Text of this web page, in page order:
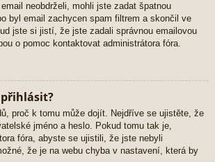
neobdrželi, mohli jste zadat špatnou
byl email zachycen spam filtrem a skončil ve
jste si jistí, že jste zadali správnou emailovou
o pomoc kontaktovat administrátora fóra.
přihlásit?
proč k tomu může dojít. Nejdříve se ujistěte, že
jméno a heslo. Pokud tomu tak je,
fóra, abyste se ujistili, že jste nebyli
že je na webu chyba v nastavení, která by